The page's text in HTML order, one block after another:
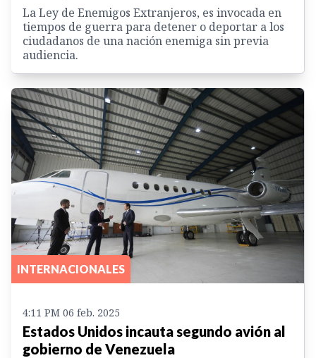
La Ley de Enemigos Extranjeros, es invocada en
tiempos de guerra para detener o deportar a los
ciudadanos de una nación enemiga sin previa
audiencia.
INTERNACIONALES
4:11 PM 06 feb. 2025
Estados Unidos incauta segundo avión al
gobierno de Venezuela